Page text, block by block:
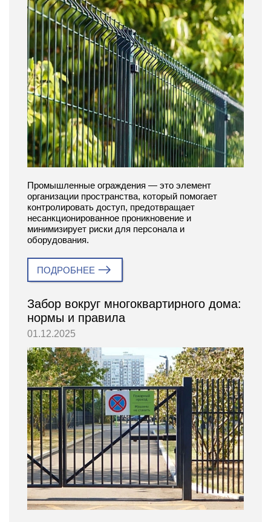
Промышленные ограждения — это элемент
организации пространства, который помогает
контролировать доступ, предотвращает
несанкционированное проникновение и
минимизирует риски для персонала и
оборудования.
ПОДРОБНЕЕ
Забор вокруг многоквартирного дома:
нормы и правила
01.12.2025